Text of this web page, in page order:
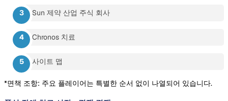
Sun 제약 산업 주식 회사
Chronos 치료
사이트 맵
*면책 조항: 주요 플레이어는 특별한 순서 없이 나열되어 있습니다.